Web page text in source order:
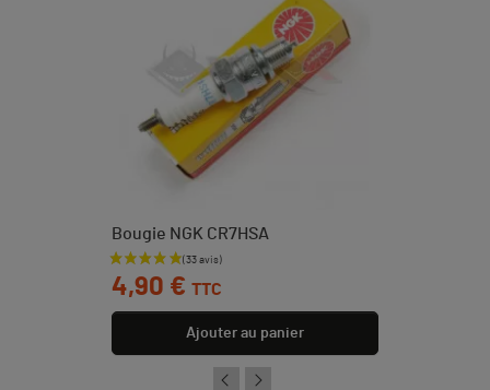
Bougie NGK CR7HSA
Prix
4,90 € TTC
Ajouter au panier